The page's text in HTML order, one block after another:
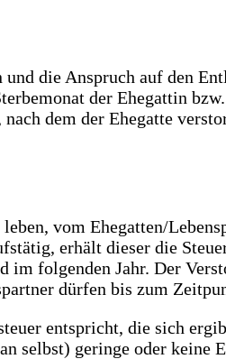
die Anspruch auf den
der Ehegattin
dem der Ehegatte
vom Ehegatten/
erhält dieser die
folgenden Jahr. Der
dürfen bis zum
entspricht, die sich
selbst) geringe oder keine